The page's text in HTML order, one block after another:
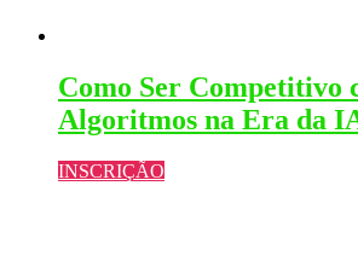
Como Ser Competitivo
Algoritmos na Era da
INSCRIÇÃO